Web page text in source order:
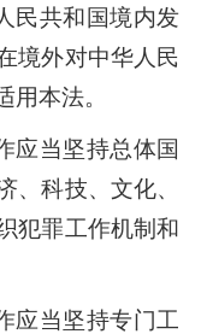
民共和国境内发
境外对中华人民
本法。
当坚持总体国
、科技、文化、
犯罪工作机制和
当坚持专门工